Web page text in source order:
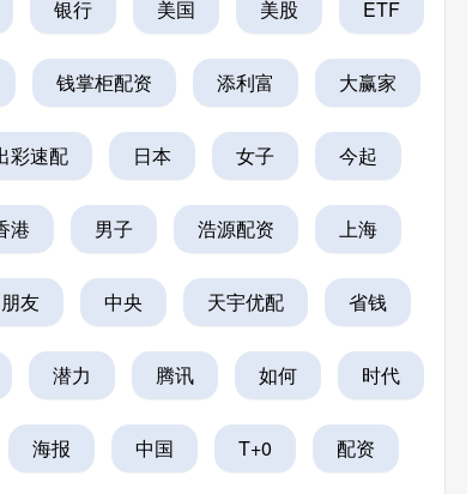
银行 美国 美股 ETF
钱掌柜配资 添利富 大赢家
彩速配 日本 女子 今起
港 男子 浩源配资 上海
朋友 中央 天宇优配 省钱
潜力 腾讯 如何 时代
海报 中国 T+0 配资
沪深300 4694.44 0.93%